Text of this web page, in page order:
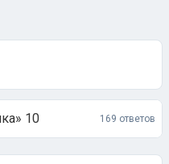
10 169 ответов